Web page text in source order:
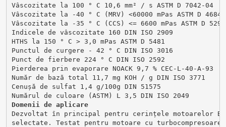
Vâscozitate la 100 ° C 10,6 mm² / s ASTM D 7042-04
Vâscozitate la -40 ° C (MRV) <60000 mPas ASTM D 4684
Vâscozitate la -35 ° C (CCS) <= 6600 mPas ASTM D 5293
Indicele de vâscozitate 160 DIN ISO 2909
HTHS la 150 ° C > 3,0 mPas ASTM D 5481
Punctul de curgere - 42 ° C DIN ISO 3016
Punct de fierbere 224 ° C DIN ISO 2592
Pierderea prin evaporare NOACK 9,7 % CEC-L-40-A-93
Număr de bază total 11,7 mg KOH / g DIN ISO 3771
Cenușă de sulfat 1,4 g/100g DIN 51575
Numărul de culoare (ASTM) L 3,5 DIN ISO 2049
Domenii de aplicare
Dezvoltat în principal pentru cerințele motoarelor
selectate. Testat pentru motoare cu